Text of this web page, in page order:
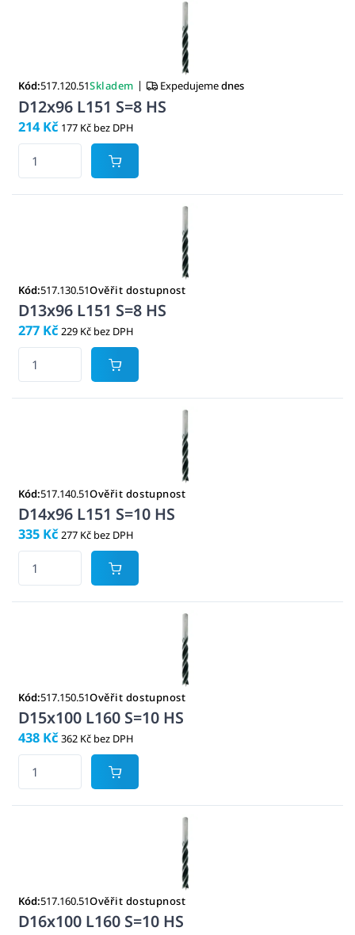
Kód:517.120.51Skladem | Expedujemednes
D12x96 L151 S=8 HS
214 Kč 177 Kč bez DPH
Kód:517.130.51Ověřit dostupnost
D13x96 L151 S=8 HS
277 Kč 229 Kč bez DPH
Kód:517.140.51Ověřit dostupnost
D14x96 L151 S=10 HS
335 Kč 277 Kč bez DPH
Kód:517.150.51Ověřit dostupnost
D15x100 L160 S=10 HS
438 Kč 362 Kč bez DPH
Kód:517.160.51Ověřit dostupnost
D16x100 L160 S=10 HS